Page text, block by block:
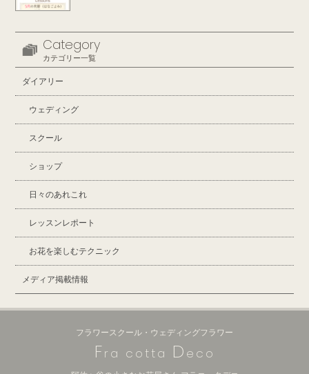
Category
カテゴリー一覧
ダイアリー
ウェディング
スクール
ショップ
日々のあれこれ
レッスンレポート
お花を楽しむテクニック
メディア掲載情報
フラワースクール・ウェディングフラワー
Fra cotta D eco